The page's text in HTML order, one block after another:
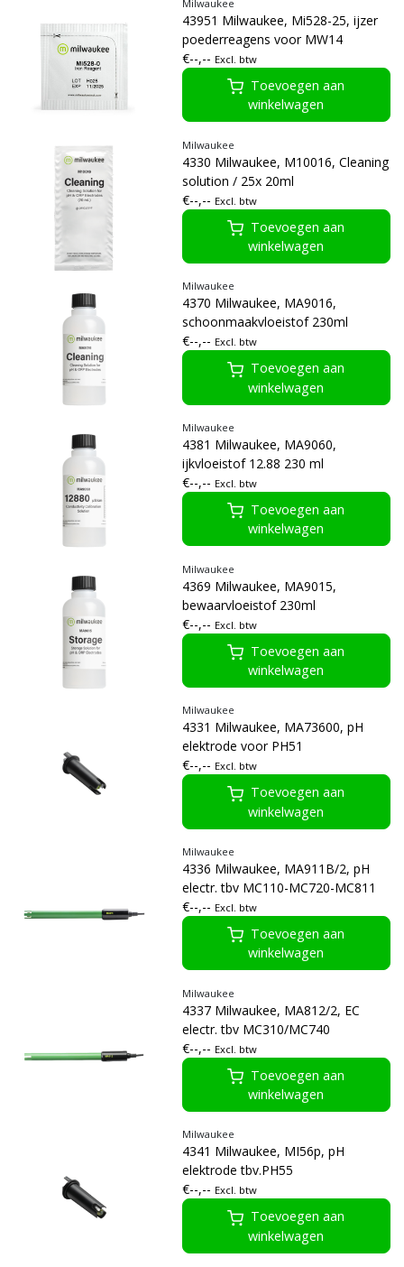
Milwaukee
43951 Milwaukee, Mi528-25, ijzer
poederreagens voor MW14
€--,-- Excl. btw
Toevoegen aan
winkelwagen
Milwaukee
4330 Milwaukee, M10016, Cleaning
solution / 25x 20ml
€--,-- Excl. btw
Toevoegen aan
winkelwagen
Milwaukee
4370 Milwaukee, MA9016,
schoonmaakvloeistof 230ml
€--,-- Excl. btw
Toevoegen aan
winkelwagen
Milwaukee
4381 Milwaukee, MA9060,
ijkvloeistof 12.88 230 ml
€--,-- Excl. btw
Toevoegen aan
winkelwagen
Milwaukee
4369 Milwaukee, MA9015,
bewaarvloeistof 230ml
€--,-- Excl. btw
Toevoegen aan
winkelwagen
Milwaukee
4331 Milwaukee, MA73600, pH
elektrode voor PH51
€--,-- Excl. btw
Toevoegen aan
winkelwagen
Milwaukee
4336 Milwaukee, MA911B/2, pH
electr. tbv MC110-MC720-MC811
€--,-- Excl. btw
Toevoegen aan
winkelwagen
Milwaukee
4337 Milwaukee, MA812/2, EC
electr. tbv MC310/MC740
€--,-- Excl. btw
Toevoegen aan
winkelwagen
Milwaukee
4341 Milwaukee, MI56p, pH
elektrode tbv.PH55
€--,-- Excl. btw
Toevoegen aan
winkelwagen